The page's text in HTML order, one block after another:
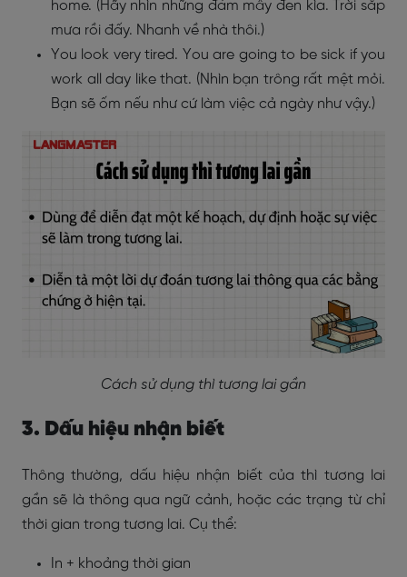
home. (Hãy nhìn những đám mây đen kìa. Trời sắp
mưa rồi đấy. Nhanh về nhà thôi.)
You look very tired. You are going to be sick if you
work all day like that. (Nhìn bạn trông rất mệt mỏi.
Bạn sẽ ốm nếu như cứ làm việc cả ngày như vậy.)
Cách sử dụng thì tương lai gần
3. Dấu hiệu nhận biết
Thông thường, dấu hiệu nhận biết của thì tương lai
gần sẽ là thông qua ngữ cảnh, hoặc các trạng từ chỉ
thời gian trong tương lai. Cụ thể:
In + khoảng thời gian